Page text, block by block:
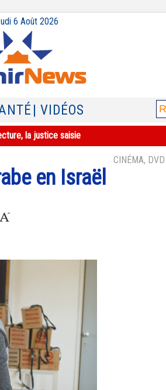
6 Août 2026
| VIDÉOS
escalade dans un climat d'impunité
CINÉMA, DVD
en Israël